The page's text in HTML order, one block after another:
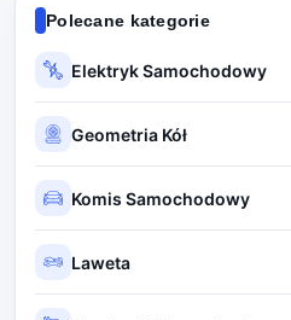
Polecane kategorie
Elektryk Samochodowy
Geometria Kół
Komis Samochodowy
Laweta